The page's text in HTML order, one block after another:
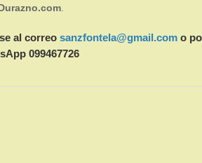
.
al correosanzfontela@gmail.com o
099467726